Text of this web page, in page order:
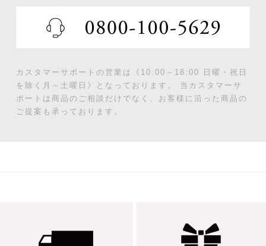
カスタマーサポートの営業は《10:00～18:00 日曜・祝日
を除く月～土曜日》となっております。
当カスタマーサ
ポートは商品のご相談だけでなく、お客様に沿った商品の
ご提案も承っております。